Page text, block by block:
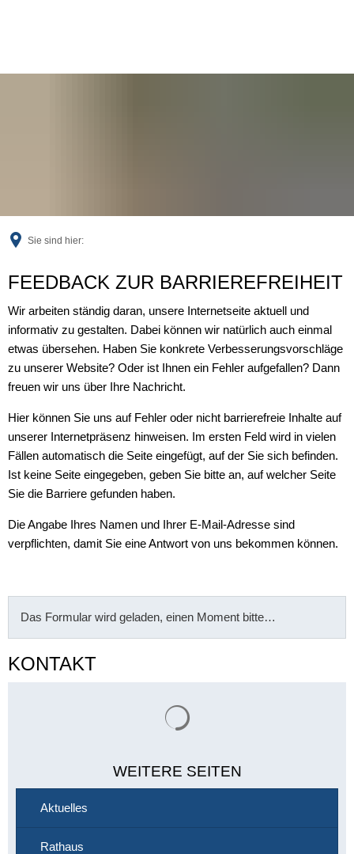
Sie sind hier:
Feedback
FEEDBACK ZUR BARRIEREFREIHEIT
Wir arbeiten ständig daran, unsere Internetseite aktuell und
informativ zu gestalten. Dabei können wir natürlich auch einmal
etwas übersehen. Haben Sie konkrete Verbesserungsvorschläge
zu unserer Website? Oder ist Ihnen ein Fehler aufgefallen? Dann
freuen wir uns über Ihre Nachricht.
Hier können Sie uns auf Fehler oder nicht barrierefreie Inhalte auf
unserer Internetpräsenz hinweisen. Im ersten Feld wird in vielen
Fällen automatisch die Seite eingefügt, auf der Sie sich befinden.
Ist keine Seite eingegeben, geben Sie bitte an, auf welcher Seite
Sie die Barriere gefunden haben.
Die Angabe Ihres Namen und Ihrer E-Mail-Adresse sind
verpflichten, damit Sie eine Antwort von uns bekommen können.
Das Formular wird geladen, einen Moment bitte…
KONTAKT
WEITERE SEITEN
Aktuelles
Rathaus